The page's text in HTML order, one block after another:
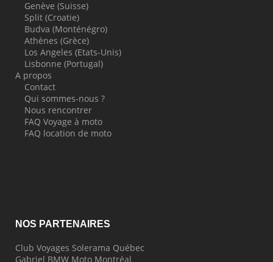
Genève (Suisse)
Split (Croatie)
Budva (Monténégro)
Athènes (Grèce)
Los Angeles (Etats-Unis)
Lisbonne (Portugal)
A propos
Contact
Qui sommes-nous ?
Nous rencontrer
FAQ Voyage à moto
FAQ location de moto
NOS PARTENAIRES
Club Voyages Solerama Québec
Gabriel BMW Moto Montréal